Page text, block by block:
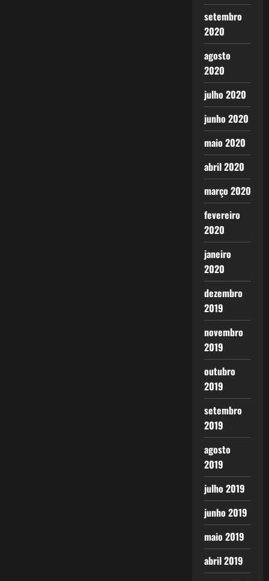
setembro
2020
agosto
2020
julho 2020
junho 2020
maio 2020
abril 2020
março 2020
fevereiro
2020
janeiro
2020
dezembro
2019
novembro
2019
outubro
2019
setembro
2019
agosto
2019
julho 2019
junho 2019
maio 2019
abril 2019